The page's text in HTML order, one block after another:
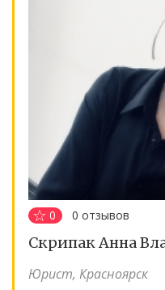
0 0 отзывов
Скрипак Анна
Юрист, Красноярск